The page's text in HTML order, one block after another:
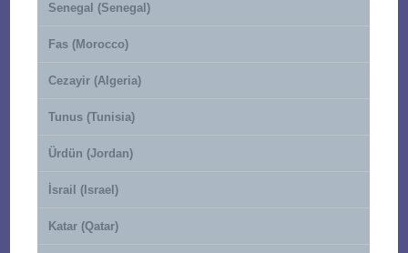
Senegal (Senegal)
Fas (Morocco)
Cezayir (Algeria)
Tunus (Tunisia)
Ürdün (Jordan)
İsrail (Israel)
Katar (Qatar)